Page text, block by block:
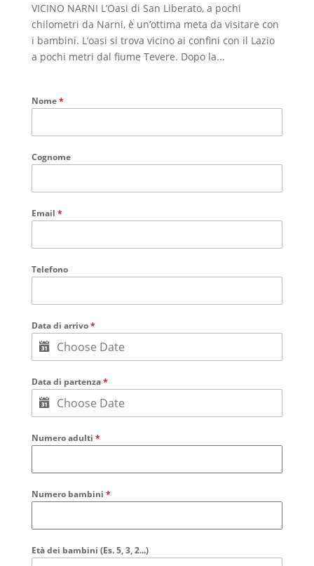
VICINO NARNI L’Oasi di San Liberato, a pochi
chilometri da Narni, è un’ottima meta da visitare con
i bambini. L’oasi si trova vicino ai confini con il Lazio
a pochi metri dal fiume Tevere. Dopo la...
Nome*
Cognome
Email *
Telefono
Data di arrivo*
Data di partenza*
Numero adulti *
Numero bambini *
Età dei bambini (Es. 5, 3, 2...)